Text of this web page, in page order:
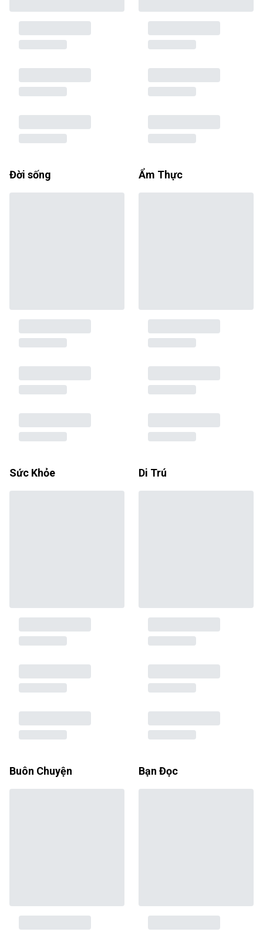
Đời sống Ẩm Thực
Sức Khỏe Di Trú
Buôn Chuyện Bạn Đọc